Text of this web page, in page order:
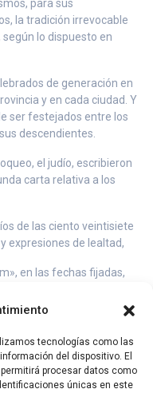
tecnologías como las
del dispositivo. El
procesar datos como
únicas en este
para sus
la tradición irrevocable
lo dispuesto en
de generación en
y en cada ciudad. Y
ser festejados entre los
descendientes.
el judío, escribieron
carta relativa a los
de las ciento veintisiete
expresiones de lealtad,
en las fechas fijadas,
y para sus
de los «Purím», y